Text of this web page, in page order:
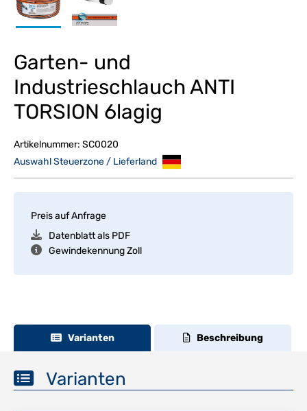
Garten- und
Industrieschlauch ANTI
TORSION 6lagig
Artikelnummer: SC0020
Auswahl Steuerzone / Lieferland
Preis auf Anfrage
Datenblatt als PDF
Gewindekennung Zoll
Varianten Beschreibung
Varianten